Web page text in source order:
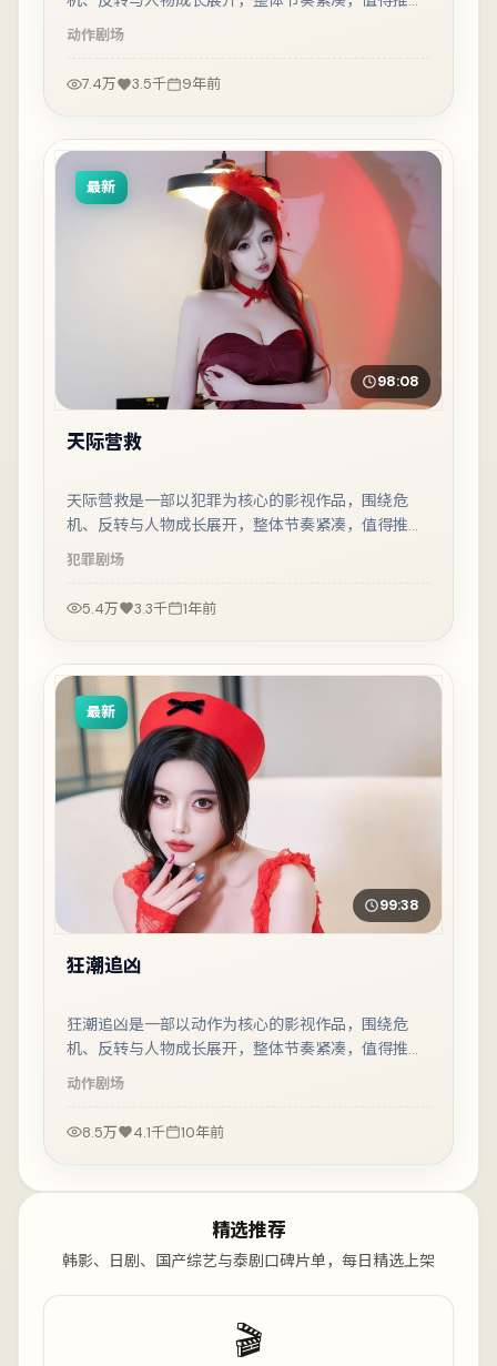
观看。
动作剧场
7.4万 3.5千 9年前
最新
98:08
天际营救
天际营救是一部以犯罪为核心的影视作品，围绕危
机、反转与人物成长展开，整体节奏紧凑，值得推荐
观看。
犯罪剧场
5.4万 3.3千 1年前
最新
99:38
狂潮追凶
狂潮追凶是一部以动作为核心的影视作品，围绕危
机、反转与人物成长展开，整体节奏紧凑，值得推荐
观看。
动作剧场
8.5万 4.1千 10年前
精选推荐
韩影、日剧、国产综艺与泰剧口碑片单，每日精选上架
🎬